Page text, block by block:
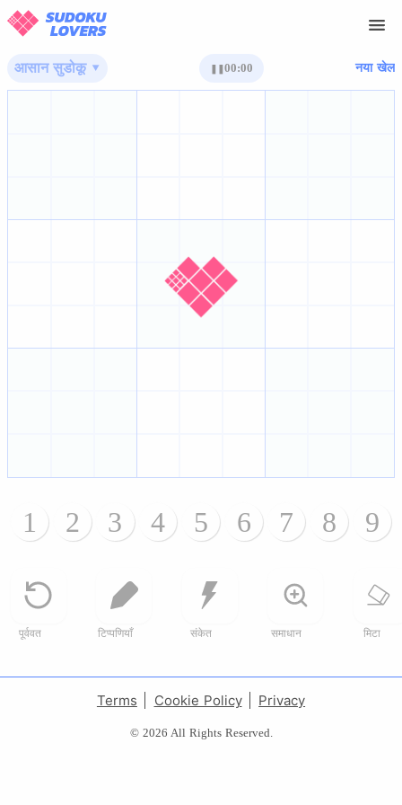
आसान सुडोकू ▾ 00:00 नया खेल
1 2 3 4 5 6 7 8 9
पूर्ववत टिप्पणियाँ संकेत समाधान मिटा
© 2026 All Rights Reserved.
Terms Cookie Policy Privacy